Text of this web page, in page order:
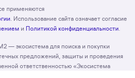
применяются
. Использование сайта означает согласие
и Политикой конфиденциальности
— экосистема для поиска и покупки
предложений, защиты и проведения
ответственностью «Экосистема